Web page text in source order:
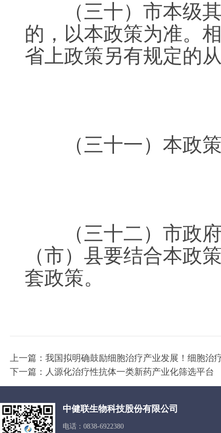
（三十）市本级其
的，以本政策为准。
省上政策另有规定
（三十一）本政策
（三十二）市政府
（市）县要结合本政
套政策。
上一篇： 我国拟明确鼓励细胞治疗产业发展！细胞治
下一篇： 人源化治疗性抗体一类新药产业化筛选平台
中健联生物科技股份有限公司
电话：0838-6922380